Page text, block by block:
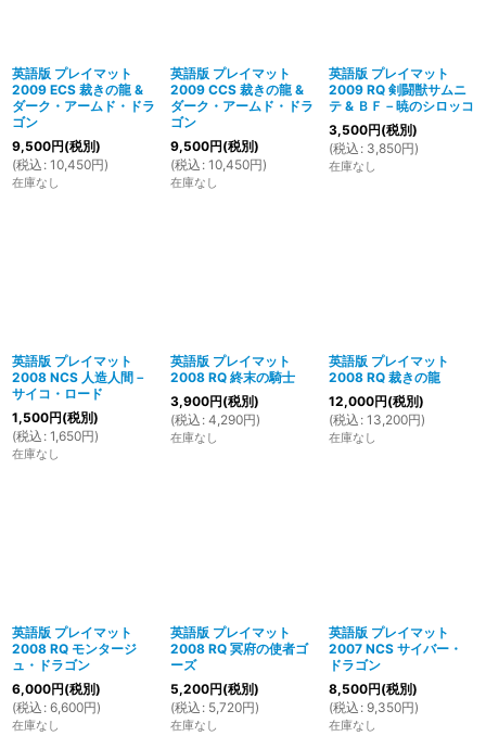
英語版 プレイマット
2009 ECS 裁きの龍 &
ダーク・アームド・ドラ
ゴン
9,500円(税別)
(税込 : 10,450円)
在庫なし
英語版 プレイマット
2009 CCS 裁きの龍 &
ダーク・アームド・ドラ
ゴン
9,500円(税別)
(税込 : 10,450円)
在庫なし
英語版 プレイマット
2009 RQ 剣闘獣サムニ
テ & ＢＦ－暁のシロッコ
3,500円(税別)
(税込 : 3,850円)
在庫なし
英語版 プレイマット
2008 NCS 人造人間－
サイコ・ロード
1,500円(税別)
(税込 : 1,650円)
在庫なし
英語版 プレイマット
2008 RQ 終末の騎士
3,900円(税別)
(税込 : 4,290円)
在庫なし
英語版 プレイマット
2008 RQ 裁きの龍
12,000円(税別)
(税込 : 13,200円)
在庫なし
英語版 プレイマット
2008 RQ モンタージ
ュ・ドラゴン
6,000円(税別)
(税込 : 6,600円)
在庫なし
英語版 プレイマット
2008 RQ 冥府の使者ゴ
ーズ
5,200円(税別)
(税込 : 5,720円)
在庫なし
英語版 プレイマット
2007 NCS サイバー・
ドラゴン
8,500円(税別)
(税込 : 9,350円)
在庫なし